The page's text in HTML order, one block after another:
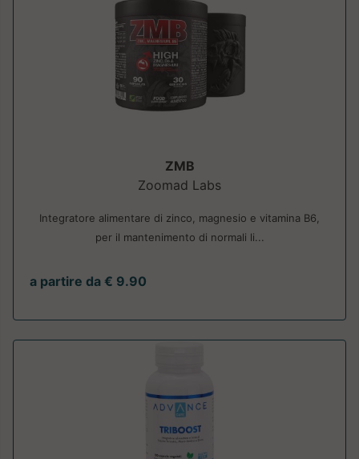
ZMB
Zoomad Labs
Integratore alimentare di zinco, magnesio e vitamina B6,
per il mantenimento di normali li...
a partire da € 9.90